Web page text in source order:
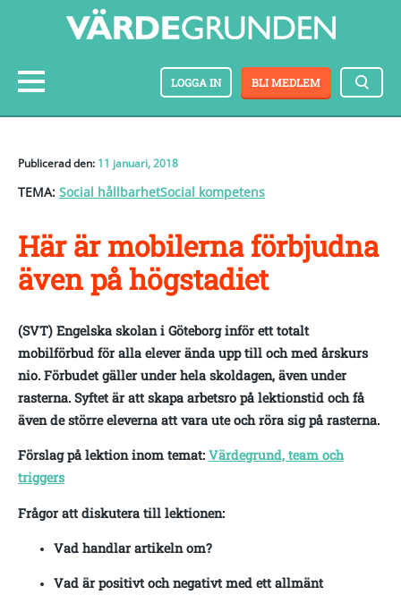
BLI MEDLEM
LOGGA IN
Publicerad den: 11 januari, 2018
TEMA: Social hållbarhetSocial kompetens
Här är mobilerna förbjudna
även på högstadiet
(SVT) Engelska skolan i Göteborg inför ett totalt
mobilförbud för alla elever ända upp till och med årskurs
nio. Förbudet gäller under hela skoldagen, även under
rasterna. Syftet är att skapa arbetsro på lektionstid och få
även de större eleverna att vara ute och röra sig på rasterna.
Förslag på lektion inom temat: Värdegrund, team och
triggers
Frågor att diskutera till lektionen:
Vad handlar artikeln om?
Vad är positivt och negativt med ett allmänt